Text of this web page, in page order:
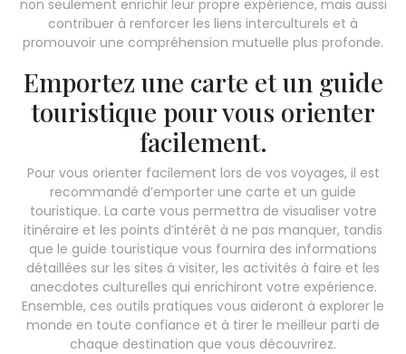
non seulement enrichir leur propre expérience, mais aussi
contribuer à renforcer les liens interculturels et à
promouvoir une compréhension mutuelle plus profonde.
Emportez une carte et un guide
touristique pour vous orienter
facilement.
Pour vous orienter facilement lors de vos voyages, il est
recommandé d’emporter une carte et un guide
touristique. La carte vous permettra de visualiser votre
itinéraire et les points d’intérêt à ne pas manquer, tandis
que le guide touristique vous fournira des informations
détaillées sur les sites à visiter, les activités à faire et les
anecdotes culturelles qui enrichiront votre expérience.
Ensemble, ces outils pratiques vous aideront à explorer le
monde en toute confiance et à tirer le meilleur parti de
chaque destination que vous découvrirez.